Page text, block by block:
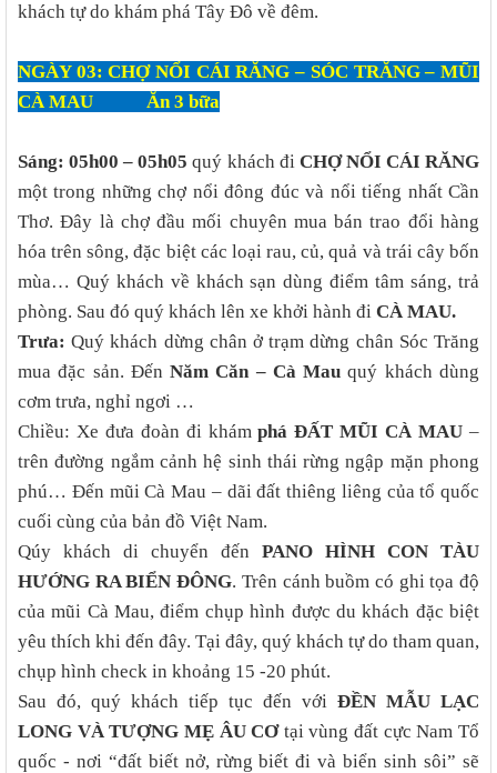
khách tự do khám phá Tây Đô về đêm.
NGÀY 03: CHỢ NỔI CÁI RĂNG – SÓC TRĂNG – MŨI
CÀ MAU Ăn 3 bữa
Sáng: 05h00 – 05h05 quý khách đi CHỢ NỔI CÁI RĂNG
một trong những chợ nổi đông đúc và nổi tiếng nhất Cần
Thơ. Đây là chợ đầu mối chuyên mua bán trao đổi hàng
hóa trên sông, đặc biệt các loại rau, củ, quả và trái cây bốn
mùa… Quý khách về khách sạn dùng điểm tâm sáng, trả
phòng. Sau đó quý khách lên xe khởi hành đi CÀ MAU.
Trưa: Quý khách dừng chân ở trạm dừng chân Sóc Trăng
mua đặc sản. ĐếnNăm Căn – Cà Mau quý khách dùng
cơm trưa, nghỉ ngơi …
Chiều: Xe đưa đoàn đi khámphá ĐẤT MŨI CÀ MAU –
trên đường ngắm cảnh hệ sinh thái rừng ngập mặn phong
phú… Đến mũi Cà Mau – dãi đất thiêng liêng của tổ quốc
cuối cùng của bản đồ Việt Nam.
Qúy khách di chuyển đến PANO HÌNH CON TÀU
HƯỚNG RA BIỂN ĐÔNG. Trên cánh buồm có ghi tọa độ
của mũi Cà Mau, điểm chụp hình được du khách đặc biệt
yêu thích khi đến đây. Tại đây, quý khách tự do tham quan,
chụp hình check in khoảng 15 -20 phút.
Sau đó, quý khách tiếp tục đến với ĐỀN MẪU LẠC
LONG VÀ TƯỢNG MẸ ÂU CƠtại vùng đất cực Nam Tổ
quốc - nơi “đất biết nở, rừng biết đi và biển sinh sôi” sẽ